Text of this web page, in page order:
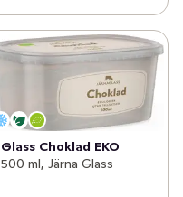
Glass Choklad EKO
500 ml, Järna Glass